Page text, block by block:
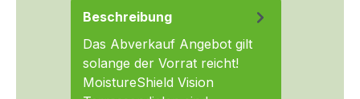
Beschreibung
Das Abverkauf Angebot gilt
solange der Vorrat reicht!
MoistureShield Vision